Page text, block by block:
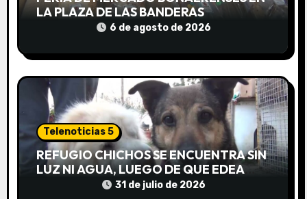
e
n
r
a
LA PLAZA DE LAS BANDERAS
6 de agosto de 2026
Telenoticias 5
REFUGIO CHICHOS SE ENCUENTRA SIN
LUZ NI AGUA, LUEGO DE QUE EDEA
CORTARA EL SUMINISTRO SIN AVISO
31 de julio de 2026